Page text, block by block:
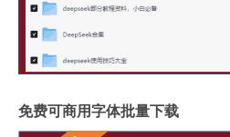
免费可商用字体批量下载